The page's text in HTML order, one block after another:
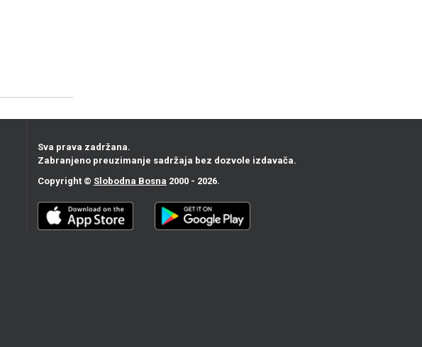
Sva prava zadržana.
Zabranjeno preuzimanje sadržaja bez dozvole izdavača.
Copyright © Slobodna Bosna 2000 - 2026.